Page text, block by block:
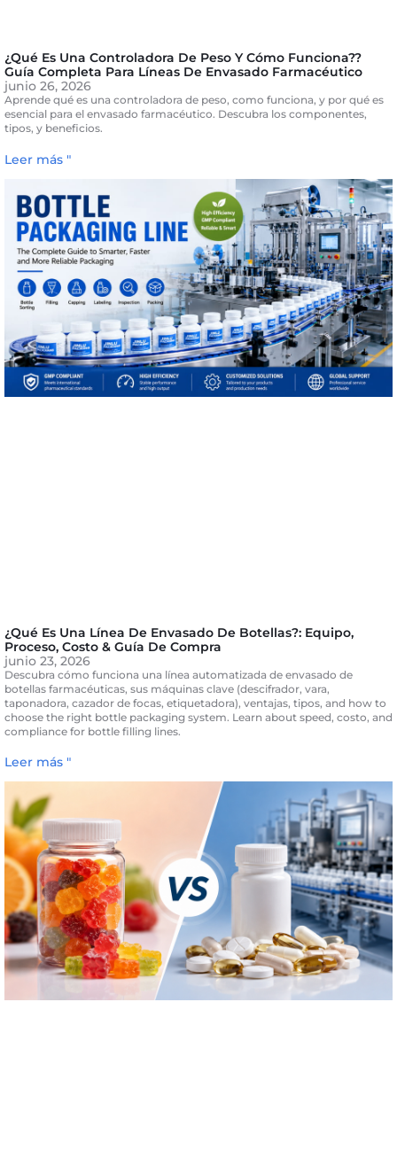
¿Qué Es Una Controladora De Peso Y Cómo Funciona??
Guía Completa Para Líneas De Envasado Farmacéutico
junio 26, 2026
Aprende qué es una controladora de peso, como funciona, y por qué es
esencial para el envasado farmacéutico. Descubra los componentes,
tipos, y beneficios.
Leer más "
¿Qué Es Una Línea De Envasado De Botellas?: Equipo,
Proceso, Costo & Guía De Compra
junio 23, 2026
Descubra cómo funciona una línea automatizada de envasado de
botellas farmacéuticas, sus máquinas clave (descifrador, vara,
taponadora, cazador de focas, etiquetadora), ventajas, tipos, and how to
choose the right bottle packaging system. Learn about speed, costo, and
compliance for bottle filling lines.
Leer más "